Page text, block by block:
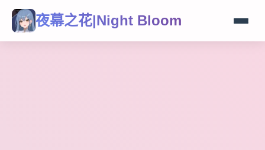
夜幕之花|Night Bloom